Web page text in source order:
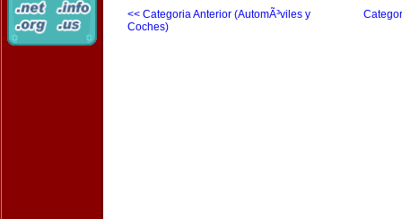
<< Categoria Anterior (AutomÃ³viles y
Coches)